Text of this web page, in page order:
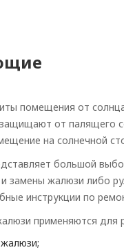
помещения от
от палящего
на солнечной
большой
замены жалюзи либо
инструкции по
применяются для